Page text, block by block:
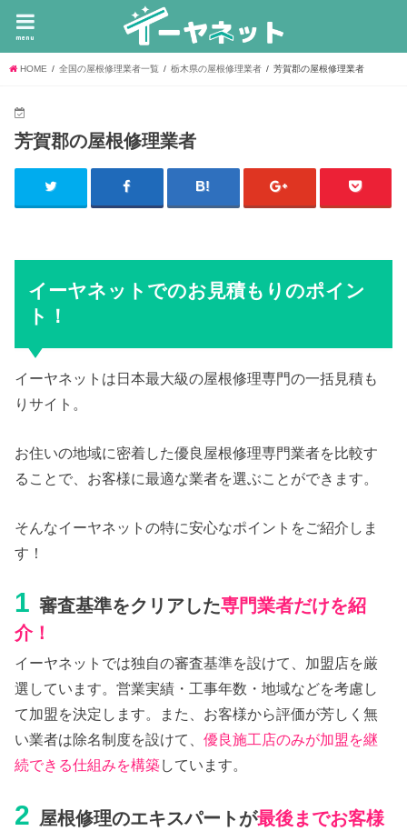
menu
HOME 全国の屋根修理業者一覧 栃木県の屋根修理業者 芳賀郡の屋根修理業者
芳賀郡の屋根修理業者
イーヤネットでのお見積もりのポイン
ト！
イーヤネットは日本最大級の屋根修理専門の一括見積も
りサイト。
お住いの地域に密着した優良屋根修理専門業者を比較す
ることで、お客様に最適な業者を選ぶことができます。
そんなイーヤネットの特に安心なポイントをご紹介しま
す！
1 審査基準をクリアした専門業者だけを紹
介！
イーヤネットでは独自の審査基準を設けて、加盟店を厳
選しています。営業実績・工事年数・地域などを考慮し
て加盟を決定します。また、お客様から評価が芳しく無
い業者は除名制度を設けて、優良施工店のみが加盟を継
続できる仕組みを構築しています。
2 屋根修理のエキスパートが最後までお客様